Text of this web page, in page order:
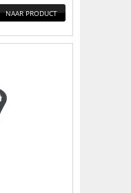
NAAR PRODUCT